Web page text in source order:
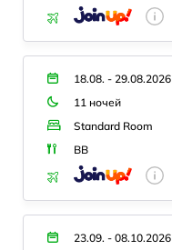
18.08. - 29.08.2026
11 ночей
Standard Room
BB
23.09. - 08.10.2026